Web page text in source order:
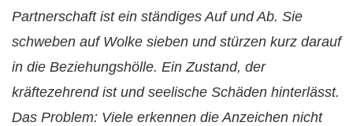
Partnerschaft ist ein ständiges Auf und Ab. Sie
schweben auf Wolke sieben und stürzen kurz darauf
in die Beziehungshölle. Ein Zustand, der
kräftezehrend ist und seelische Schäden hinterlässt.
Das Problem: Viele erkennen die Anzeichen nicht